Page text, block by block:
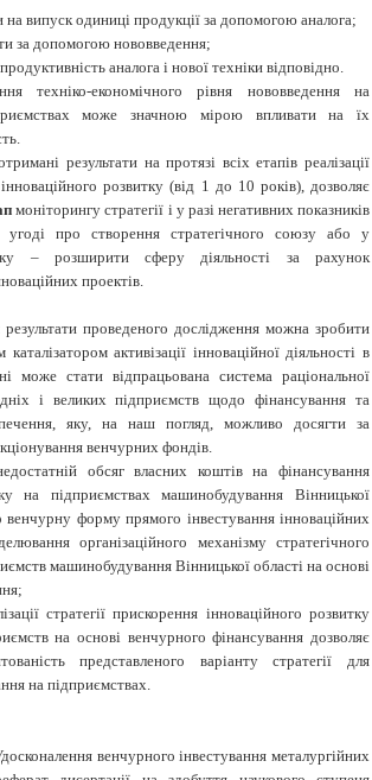
на випуск одиниці продукції за допомогою аналога;
за допомогою нововведення;
аналога і нової техніки відповідно.
техніко-економічного рівня нововведення на
може значною мірою впливати на їх
результати на протязі всіх етапів реалізації
інноваційного розвитку (від 1 до 10 років), дозволяє
моніторингу стратегії і у разі негативних показників
угоді про створення стратегічного союзу або у
– розширити сферу діяльності за рахунок
проектів.
проведеного дослідження можна зробити
активізації інноваційної діяльності в
може стати відпрацьована система раціональної
і великих підприємств щодо фінансування та
яку, на наш погляд, можливо досягти за
венчурних фондів.
обсяг власних коштів на фінансування
на підприємствах машинобудування Вінницької
венчурну форму прямого інвестування інноваційних
організаційного механізму стратегічного
машинобудування Вінницької області на основі
стратегії прискорення інноваційного розвитку
на основі венчурного фінансування дозволяє
представленого варіанту стратегії для
на підприємствах.
венчурного інвестування металургійних